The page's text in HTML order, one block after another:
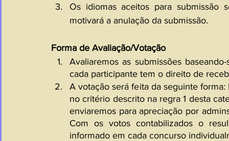
Os idiomas aceitos para submissão
motivará a anulação da submissão.
Forma de Avaliação/Votação
Avaliaremos as submissões
cada participante tem o direito de
A votação será feita da seguinte
no critério descrito na regra 1 desta
enviaremos para apreciação por
Com os votos contabilizados o
informado em cada concurso